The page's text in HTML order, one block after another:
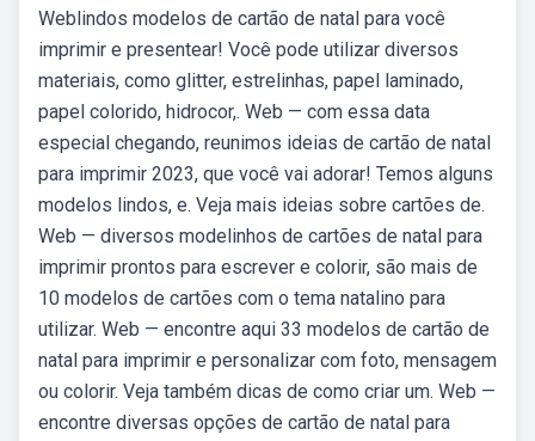
Weblindos modelos de cartão de natal para você
imprimir e presentear! Você pode utilizar diversos
materiais, como glitter, estrelinhas, papel laminado,
papel colorido, hidrocor,. Web — com essa data
especial chegando, reunimos ideias de cartão de natal
para imprimir 2023, que você vai adorar! Temos alguns
modelos lindos, e. Veja mais ideias sobre cartões de.
Web — diversos modelinhos de cartões de natal para
imprimir prontos para escrever e colorir, são mais de
10 modelos de cartões com o tema natalino para
utilizar. Web — encontre aqui 33 modelos de cartão de
natal para imprimir e personalizar com foto, mensagem
ou colorir. Veja também dicas de como criar um. Web —
encontre diversas opções de cartão de natal para